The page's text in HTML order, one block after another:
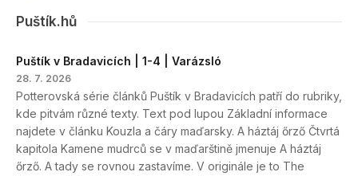
Puštík.hů
Puštík v Bradavicích | 1-4 | Varázsló
28. 7. 2026
Potterovská série článků Puštík v Bradavicích patří do rubriky,
kde pitvám různé texty. Text pod lupou Základní informace
najdete v článku Kouzla a čáry maďarsky. A háztáj őrző Čtvrtá
kapitola Kamene mudrců se v maďarštině jmenuje A háztáj
őrző. A tady se rovnou zastavíme. V originále je to The